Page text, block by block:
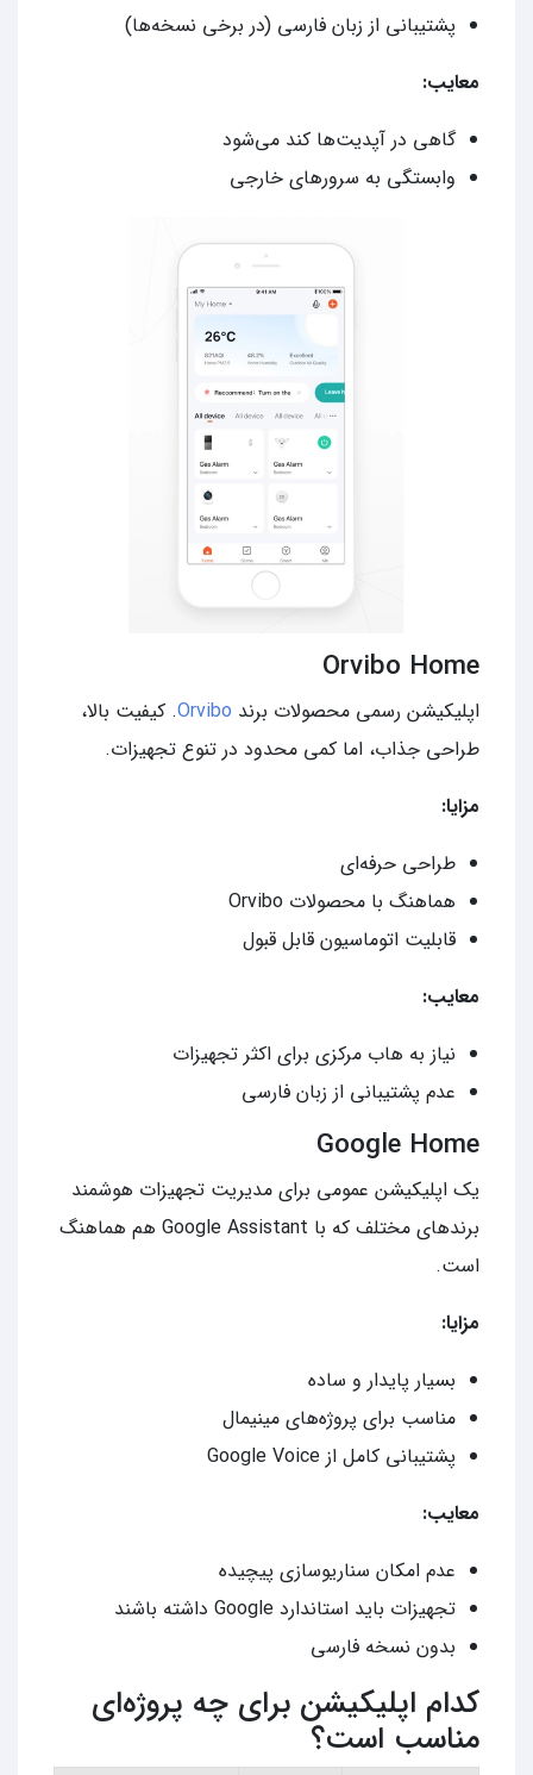
پشتیبانی از زبان فارسی (در برخی نسخه‌ها)
معایب:
گاهی در آپدیت‌ها کند می‌شود
وابستگی به سرورهای خارجی
Orvibo Home
اپلیکیشن رسمی محصولات برند Orvibo. کیفیت بالا،
طراحی جذاب، اما کمی محدود در تنوع تجهیزات.
مزایا:
طراحی حرفه‌ای
هماهنگ با محصولات Orvibo
قابلیت اتوماسیون قابل قبول
معایب:
نیاز به هاب مرکزی برای اکثر تجهیزات
عدم پشتیبانی از زبان فارسی
Google Home
یک اپلیکیشن عمومی برای مدیریت تجهیزات هوشمند
برندهای مختلف که با Google Assistant هم هماهنگ
است.
مزایا:
بسیار پایدار و ساده
مناسب برای پروژه‌های مینیمال
پشتیبانی کامل از Google Voice
معایب:
عدم امکان سناریوسازی پیچیده
تجهیزات باید استاندارد Google داشته باشند
بدون نسخه فارسی
کدام اپلیکیشن برای چه پروژه‌ای
مناسب است؟